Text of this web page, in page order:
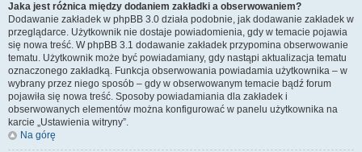
Jaka jest różnica między dodaniem zakładki a obserwowaniem?
Dodawanie zakładek w phpBB 3.0 działa podobnie, jak dodawanie zakładek w
przeglądarce. Użytkownik nie dostaje powiadomienia, gdy w temacie pojawia
się nowa treść. W phpBB 3.1 dodawanie zakładek przypomina obserwowanie
tematu. Użytkownik może być powiadamiany, gdy nastąpi aktualizacja tematu
oznaczonego zakładką. Funkcja obserwowania powiadamia użytkownika – w
wybrany przez niego sposób – gdy w obserwowanym temacie bądź forum
pojawiła się nowa treść. Sposoby powiadamiania dla zakładek i
obserwowanych elementów można konfigurować w panelu użytkownika na
karcie „Ustawienia witryny”.
Na górę